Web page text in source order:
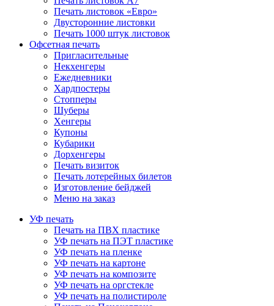
Печать листовок «Евро»
Двусторонние листовки
Печать 1000 штук листовок
Офсетная печать
Пригласительные
Некхенгеры
Ежедневники
Хардпостеры
Стопперы
Шуберы
Хенгеры
Купоны
Кубарики
Дорхенгеры
Печать визиток
Печать лотерейных билетов
Изготовление бейджей
Меню на заказ
УФ печать
Печать на ПВХ пластике
УФ печать на ПЭТ пластике
УФ печать на пленке
УФ печать на картоне
УФ печать на композите
УФ печать на оргстекле
УФ печать на полистироле